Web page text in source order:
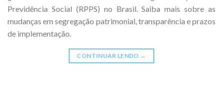
Previdência Social (RPPS) no Brasil. Saiba mais sobre as
mudanças em segregação patrimonial, transparência e prazos
de implementação.
CONTINUAR LENDO →